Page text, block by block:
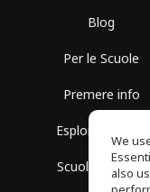
Blog
Per le Scuole
Premere info
Esplora i Gruppi
Scuola gratuita
We
also